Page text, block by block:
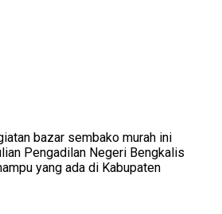
bazar sembako murah ini
Pengadilan Negeri Bengkalis
yang ada di Kabupaten